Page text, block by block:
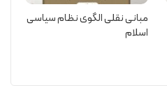
مبانی نقلی الگوی نظام سیاسی
اسلام